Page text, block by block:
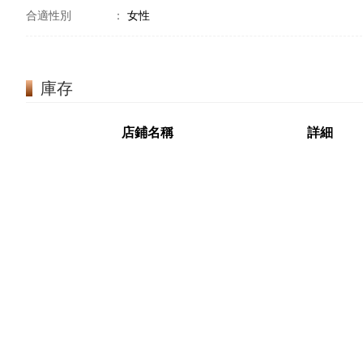
合適性別 ： 女性
庫存
店鋪名稱 詳細